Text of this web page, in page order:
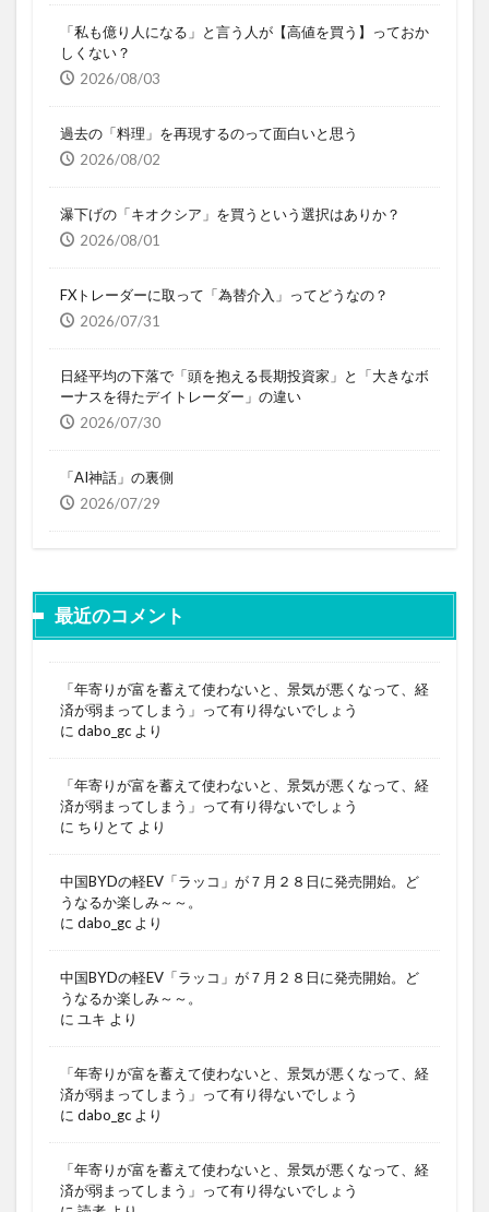
「私も億り人になる」と言う人が【高値を買う】っておか
しくない？
2026/08/03
過去の「料理」を再現するのって面白いと思う
2026/08/02
瀑下げの「キオクシア」を買うという選択はありか？
2026/08/01
FXトレーダーに取って「為替介入」ってどうなの？
2026/07/31
日経平均の下落で「頭を抱える長期投資家」と「大きなボ
ーナスを得たデイトレーダー」の違い
2026/07/30
「AI神話」の裏側
2026/07/29
最近のコメント
「年寄りが富を蓄えて使わないと、景気が悪くなって、経
済が弱まってしまう」って有り得ないでしょう
に dabo_gc より
「年寄りが富を蓄えて使わないと、景気が悪くなって、経
済が弱まってしまう」って有り得ないでしょう
に ちりとて より
中国BYDの軽EV「ラッコ」が７月２８日に発売開始。ど
うなるか楽しみ～～。
に dabo_gc より
中国BYDの軽EV「ラッコ」が７月２８日に発売開始。ど
うなるか楽しみ～～。
に ユキ より
「年寄りが富を蓄えて使わないと、景気が悪くなって、経
済が弱まってしまう」って有り得ないでしょう
に dabo_gc より
「年寄りが富を蓄えて使わないと、景気が悪くなって、経
済が弱まってしまう」って有り得ないでしょう